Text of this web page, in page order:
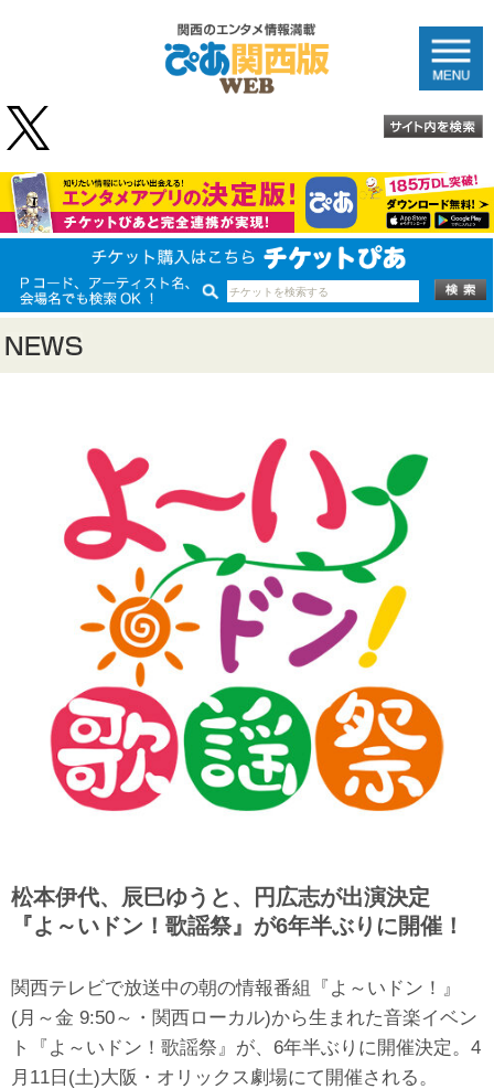
松本伊代、辰巳ゆうと、円広志が出演決定
『よ～いドン！歌謡祭』が6年半ぶりに開催！
関西テレビで放送中の朝の情報番組『よ～いドン！』
(月～金 9:50～・関西ローカル)から生まれた音楽イベン
ト『よ～いドン！歌謡祭』が、6年半ぶりに開催決定。4
月11日(土)大阪・オリックス劇場にて開催される。